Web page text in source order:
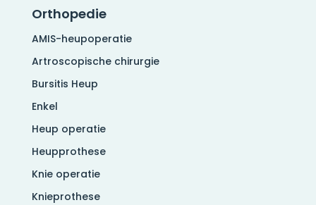
Orthopedie
AMIS-heupoperatie
Artroscopische chirurgie
Bursitis Heup
Enkel
Heup operatie
Heupprothese
Knie operatie
Knieprothese